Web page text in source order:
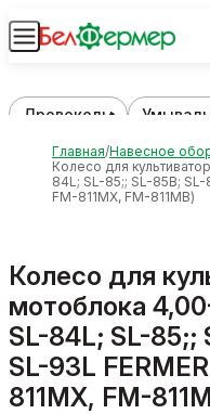
Дровоколы
Главная Навесное
Колесо для
84L; SL-85;; SL-85B;
FM-811MX, FM-811MB)
Колесо для
мотоблока
SL-84L; SL-85;;
SL-93L
811MX, FM-